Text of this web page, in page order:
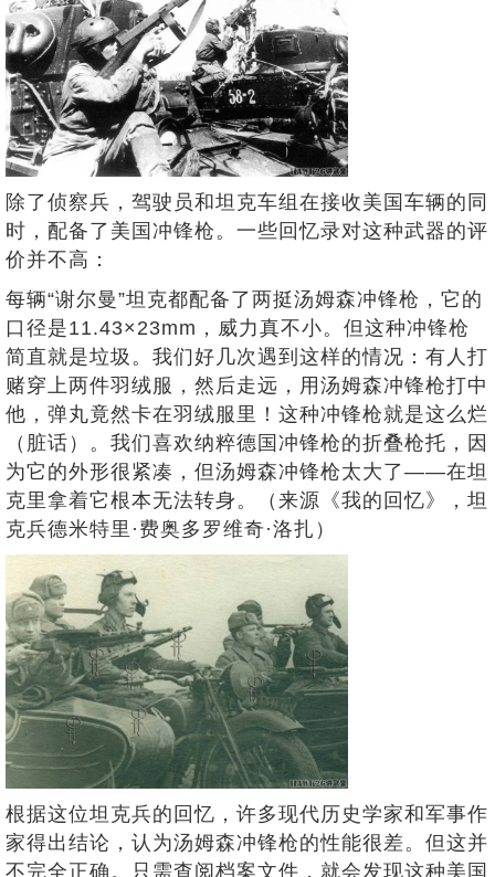
除了侦察兵，驾驶员和坦克车组在接收美国车辆的同
时，配备了美国冲锋枪。一些回忆录对这种武器的评
价并不高：
每辆“谢尔曼”坦克都配备了两挺汤姆森冲锋枪，它的
口径是11.43×23mm，威力真不小。但这种冲锋枪
简直就是垃圾。我们好几次遇到这样的情况：有人打
赌穿上两件羽绒服，然后走远，用汤姆森冲锋枪打中
他，弹丸竟然卡在羽绒服里！这种冲锋枪就是这么烂
（脏话）。我们喜欢纳粹德国冲锋枪的折叠枪托，因
为它的外形很紧凑，但汤姆森冲锋枪太大了——在坦
克里拿着它根本无法转身。（来源《我的回忆》，坦
克兵德米特里·费奥多罗维奇·洛扎）
根据这位坦克兵的回忆，许多现代历史学家和军事作
家得出结论，认为汤姆森冲锋枪的性能很差。但这并
不完全正确。只需查阅档案文件，就会发现这种美国